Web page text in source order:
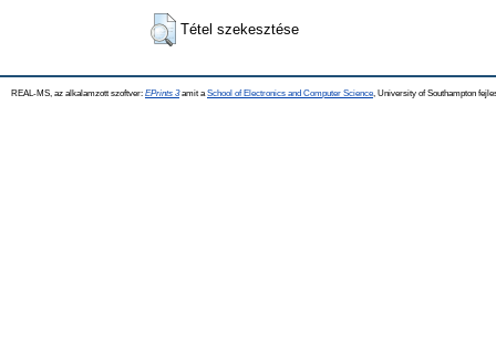
Tétel szekesztése
REAL-MS, az alkalamzott szoftver: EPrints 3amit a School of Electronics and Computer Science , University of Southampton